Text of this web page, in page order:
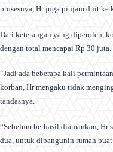
prosesnya, Hr juga pinjam duit ke
Dari keterangan yang diperoleh,
dengan total mencapai Rp 30 juta.
“Jadi ada beberapa kali
korban, Hr mengaku tidak
tandasnya.
“Sebelum berhasil diamankan,
dua, untuk dibangunin rumah buat